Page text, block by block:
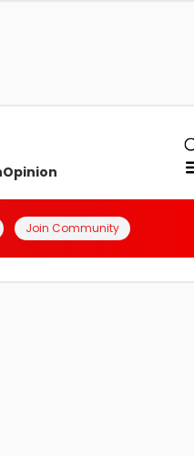
Opinion
Join Community